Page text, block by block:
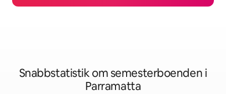
Snabbstatistik om semesterboenden i
Parramatta